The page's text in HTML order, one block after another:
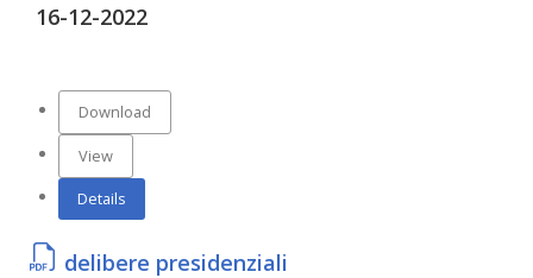
16-12-2022
Download
View
Details
delibere presidenziali